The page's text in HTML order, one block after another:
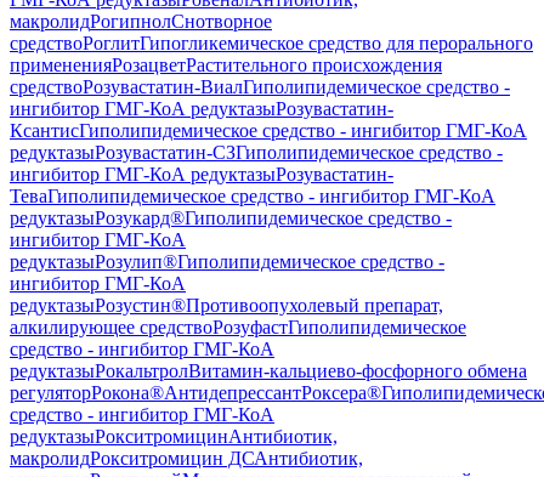
макролидРогипнолСнотворное
средствоРоглитГипогликемическое средство для перорального
примененияРозацветРастительного происхождения
средствоРозувастатин-ВиалГиполипидемическое средство -
ингибитор ГМГ-КоА редуктазыРозувастатин-
КсантисГиполипидемическое средство - ингибитор ГМГ-КоА
редуктазыРозувастатин-СЗГиполипидемическое средство -
ингибитор ГМГ-КоА редуктазыРозувастатин-
ТеваГиполипидемическое средство - ингибитор ГМГ-КоА
редуктазыРозукард®Гиполипидемическое средство -
ингибитор ГМГ-КоА
редуктазыРозулип®Гиполипидемическое средство -
ингибитор ГМГ-КоА
редуктазыРозустин®Противоопухолевый препарат,
алкилирующее средствоРозуфастГиполипидемическое
средство - ингибитор ГМГ-КоА
редуктазыРокальтролВитамин-кальциево-фосфорного обмена
регуляторРокона®АнтидепрессантРоксера®
средство - ингибитор ГМГ-КоА
редуктазыРокситромицинАнтибиотик,
макролидРокситромицин ДСАнтибиотик,